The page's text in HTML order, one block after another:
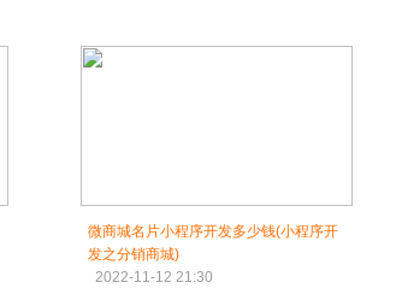
微商城名片小程序开发多少钱(小程序开
发之分销商城)
2022-11-12 21:30